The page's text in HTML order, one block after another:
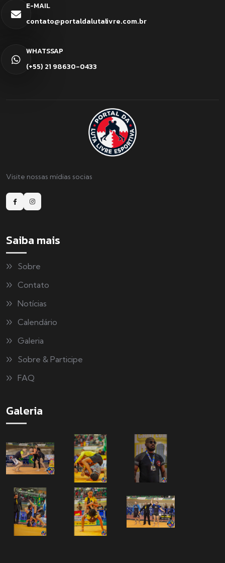
E-MAIL
contato@portaldalutalivre.com.br
WHATSSAP
(+55) 21 98630-0433
Visite nossas mídias socias
Saiba mais
Sobre
Contato
Notícias
Calendário
Galeria
Sobre & Participe
FAQ
Galeria